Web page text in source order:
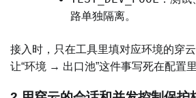
路单独隔离。
接入时，只在工具里填对应环境的穿云
让“环境 → 出口池”这件事写死在配置里